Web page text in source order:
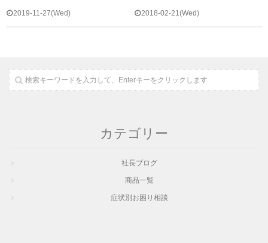
2019-11-27(Wed) 2018-02-21(Wed)
カテゴリー
社長ブログ
商品一覧
症状別お困り相談